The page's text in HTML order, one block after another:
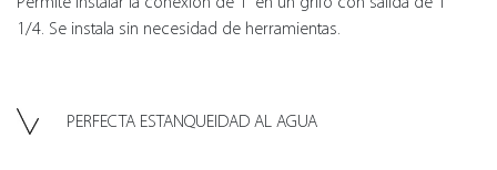
1/4. Se instala sin necesidad de herramientas.
PERFECTA ESTANQUEIDAD AL AGUA